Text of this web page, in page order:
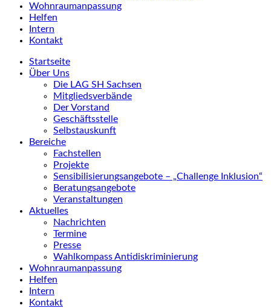
Wohnraumanpassung
Helfen
Intern
Kontakt
Startseite
Über Uns
Die LAG SH Sachsen
Mitgliedsverbände
Der Vorstand
Geschäftsstelle
Selbstauskunft
Bereiche
Fachstellen
Projekte
Sensibilisierungsangebote – „Challenge Inklusion“
Beratungsangebote
Veranstaltungen
Aktuelles
Nachrichten
Termine
Presse
Wahlkompass Antidiskriminierung
Wohnraumanpassung
Helfen
Intern
Kontakt